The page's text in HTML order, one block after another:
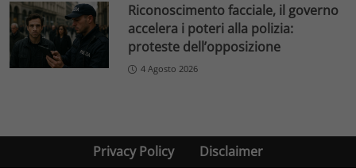
Riconoscimento facciale, il governo
accelera i poteri alla polizia:
proteste dell’opposizione
4 Agosto 2026
Privacy Policy Disclaimer